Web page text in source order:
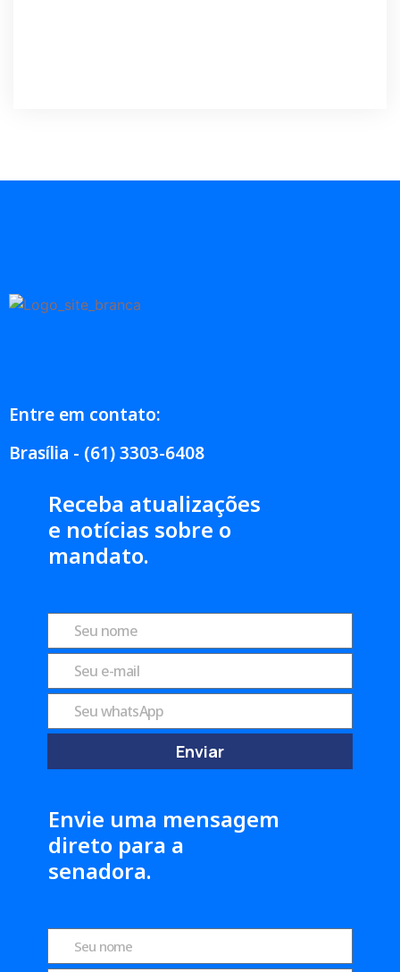
Entre em contato:
Brasília - (61) 3303-6408
Receba atualizações
e notícias sobre o
mandato.
Enviar
Envie uma mensagem
direto para a
senadora.